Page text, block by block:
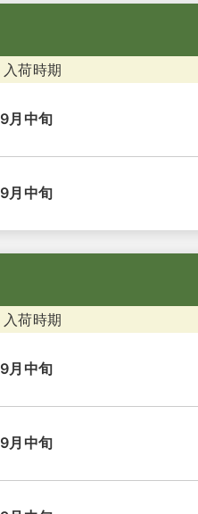
入荷時期
9月中旬
9月中旬
入荷時期
9月中旬
9月中旬